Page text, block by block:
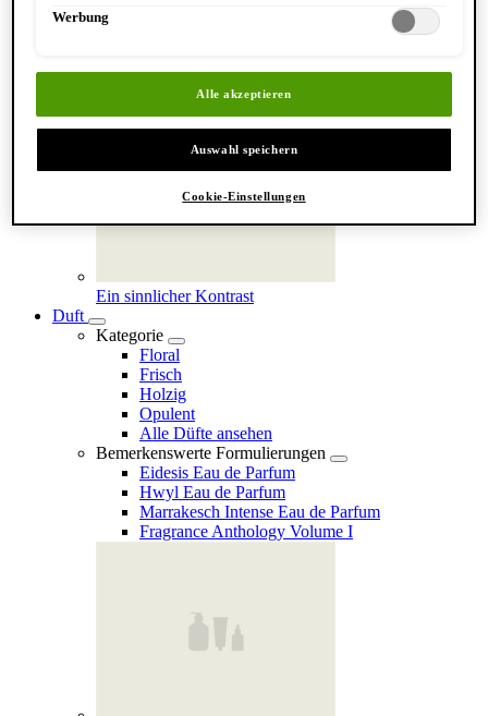
Entdecken Sie Hand & Körper
Ein sinnlicher Kontrast
Duft
Kategorie
Floral
Frisch
Holzig
Opulent
Alle Düfte ansehen
Bemerkenswerte Formulierungen
Eidesis Eau de Parfum
Hwyl Eau de Parfum
Marrakesch Intense Eau de Parfum
Fragrance Anthology Volume I
Werbung
Alle akzeptieren
Auswahl speichern
Cookie-Einstellungen